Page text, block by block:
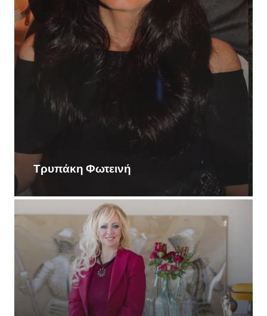
Τρυπάκη Φωτεινή